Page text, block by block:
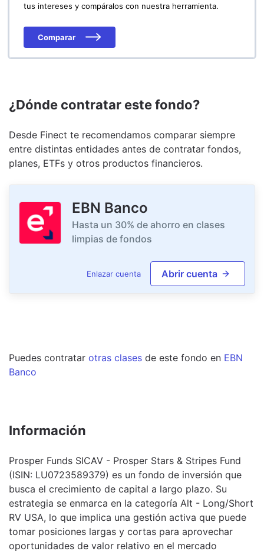
tus intereses y compáralos con nuestra herramienta.
Comparar
¿Dónde contratar este fondo?
Desde Finect te recomendamos comparar siempre
entre distintas entidades antes de contratar fondos,
planes, ETFs y otros productos financieros.
EBN Banco
Hasta un 30% de ahorro en clases
limpias de fondos
Enlazar cuenta Abrir cuenta
Puedes contratar otras clases de este fondo en EBN
Banco
Información
Prosper Funds SICAV - Prosper Stars & Stripes Fund
(ISIN: LU0723589379) es un fondo de inversión que
busca el crecimiento de capital a largo plazo. Su
estrategia se enmarca en la categoría Alt - Long/Short
RV USA, lo que implica una gestión activa que puede
tomar posiciones largas y cortas para aprovechar
oportunidades de valor relativo en el mercado